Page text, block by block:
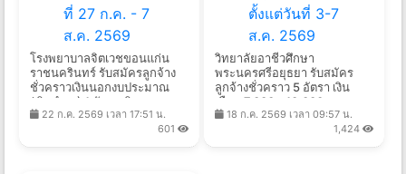
โรงพยาบาลจิตเวชขอนแก่น
ราชนครินทร์ รับสมัครลูกจ้าง
ชั่วคราวเงินนอกงบประมาณ
(เงินบำรุง) 1 อัตรา เงิน
เดือน7,470 บาท ตั้งแต่วันที่ 27
22 ก.ค. 2569 เวลา 17:51 น.
601
วิทยาลัยอาชีวศึกษา
พระนครศรีอยุธยา รับสมัคร
ลูกจ้างชั่วคราว 5 อัตรา เงิน
เดือน 7,000 - 10,000 บาท
ตั้งแต่วันที่ 3-7 ส.ค. 2569
18 ก.ค. 2569 เวลา 09:57 น.
1,424